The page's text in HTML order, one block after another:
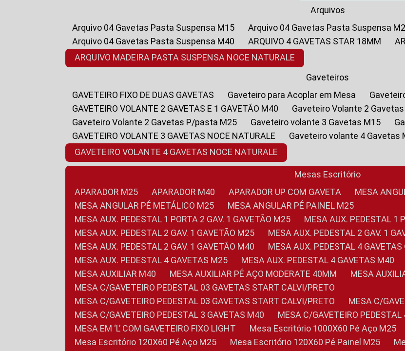
Arquivos
Arquivo 04 Gavetas Pasta Suspensa M15
Arquivo 04 Gavetas Pasta Suspensa
Arquivo 04 Gavetas Pasta Suspensa M40
ARQUIVO 4 GAVETAS STAR 18MM
ARQUIVO MADEIRA PASTA SUSPENSA NOCE NATURALE
Gaveteiros
GAVETEIRO FIXO DE DUAS GAVETAS
Gaveteiro para Acoplar em Mesa
GAVETEIRO VOLANTE 2 GAVETAS E 1 GAVETÃO M40
Gaveteiro Volante 2
Gaveteiro Volante 2 Gavetas P/pasta M25
Gaveteiro volante 3 Gavetas M15
GAVETEIRO VOLANTE 3 GAVETAS NOCE NATURALE
Gaveteiro volante 4 Gavetas
GAVETEIRO VOLANTE 4 GAVETAS NOCE NATURALE
Mesas Escritório
APARADOR M25
APARADOR M40 APARADOR UP COM GAVETA
MESA
MESA ANGULAR PÉ METÁLICO M25
MESA ANGULAR PÉ PAINEL M25
MESA AUX. PEDESTAL 1 PORTA 2 GAV. 1 GAVETÃO M25
MESA AUX. PEDESTAL
MESA AUX. PEDESTAL 2 GAV. 1 GAVETÃO M25
MESA AUX. PEDESTAL 2 GAV. 1
MESA AUX. PEDESTAL 2 GAV. 1 GAVETÃO M40
MESA AUX. PEDESTAL 4
MESA AUX. PEDESTAL 4 GAVETAS M25
MESA AUX. PEDESTAL 4 GAVETAS M40
MESA AUXILIAR M40
MESA AUXILIAR PÉ AÇO MODERATE 40MM
MESA
MESA C/GAVETEIRO PEDESTAL 03 GAVETAS START CALVI/PRETO
MESA C/GAVETEIRO PEDESTAL 03 GAVETAS START CALVI/PRETO
MESA C/
MESA C/GAVETEIRO PEDESTAL 3 GAVETAS M40
MESA C/GAVETEIRO
MESA EM ‘L’ COM GAVETEIRO FIXO LIGHT
Mesa Escritório 1000X60 Pé Aço M25
Mesa Escritório 120X60 Pé Aço M25
Mesa Escritório 120X60 Pé Painel M25